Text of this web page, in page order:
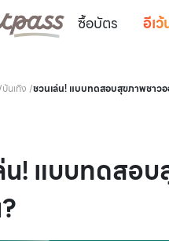
ซื้อบัตร อีเ
บันเทิง /ชวนเล่น! แบบทดสอบสุขภาพชาว
น! แบบทดสอ